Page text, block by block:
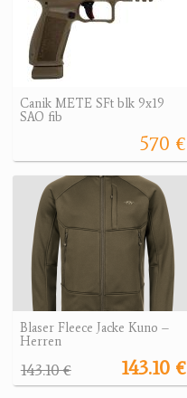
Canik METE SFt blk 9x19
SAO fib
570 €
Blaser Fleece Jacke Kuno –
Herren
143.10 €
143.10 €